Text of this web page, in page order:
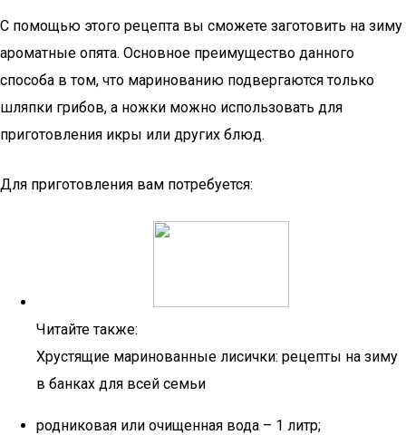
С помощью этого рецепта вы сможете заготовить на зиму
ароматные опята. Основное преимущество данного
способа в том, что маринованию подвергаются только
шляпки грибов, а ножки можно использовать для
приготовления икры или других блюд.
Для приготовления вам потребуется:
Читайте также:
Хрустящие маринованные лисички: рецепты на зиму
в банках для всей семьи
родниковая или очищенная вода – 1 литр;